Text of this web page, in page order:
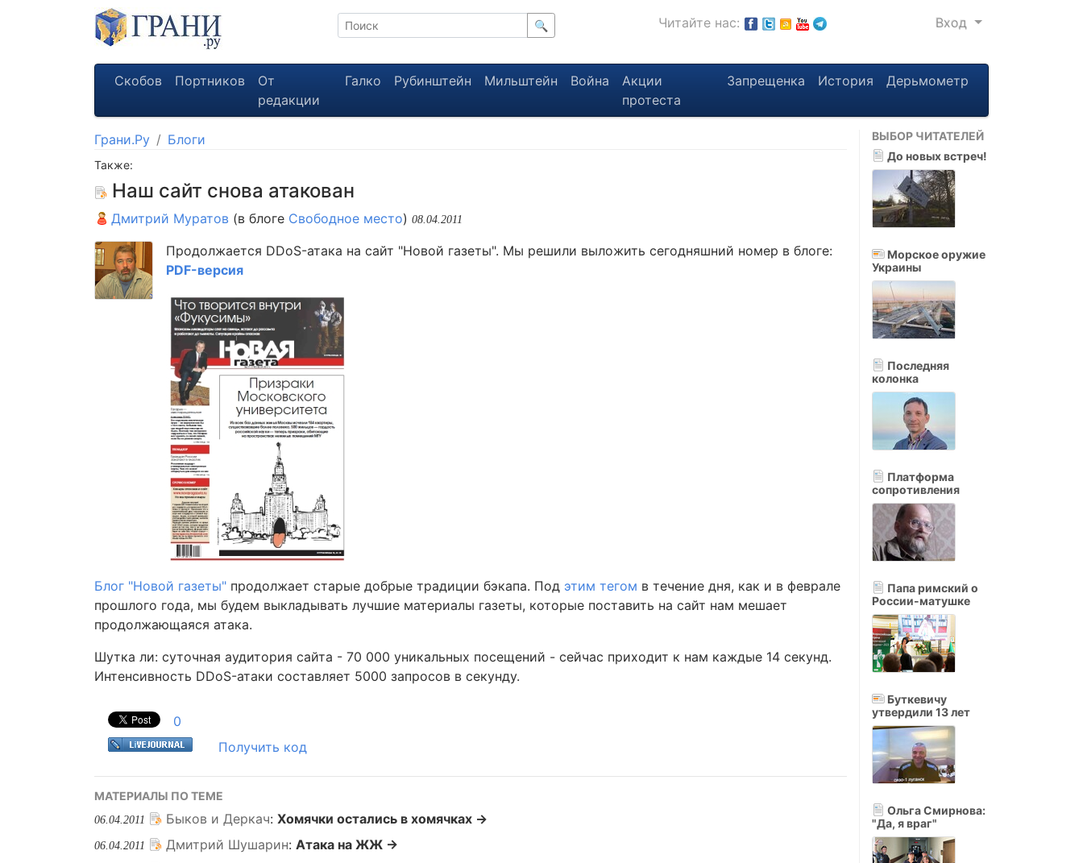
🔍 Читайте нас: Вход
Скобов Портников
От
редакции
Галко Рубинштейн Мильштейн Война
Акции
протеста
Запрещенка История Дерьмометр
Грани.Ру Блоги
Также:
Наш сайт снова атакован
Дмитрий Муратов (в блоге Свободное место) 08.04.2011
Продолжается DDoS-атака на сайт "Новой газеты". Мы решили выложить сегодняшний номер в блоге:
PDF-версия
Блог "Новой газеты" продолжает старые добрые традиции бэкапа. Под этим тегом в течение дня, как и в феврале
прошлого года, мы будем выкладывать лучшие материалы газеты, которые поставить на сайт нам мешает
продолжающаяся атака.
Шутка ли: суточная аудитория сайта - 70 000 уникальных посещений - сейчас приходит к нам каждые 14 секунд.
Интенсивность DDoS-атаки составляет 5000 запросов в секунду.
0
Получить код
МАТЕРИАЛЫ ПО ТЕМЕ
06.04.2011 Быков и Деркач: Хомячки остались в хомячках →
06.04.2011 Дмитрий Шушарин: Атака на ЖЖ →
ВЫБОР ЧИТАТЕЛЕЙ
До новых встреч!
Морское оружие
Украины
Последняя
колонка
Платформа
сопротивления
Папа римский о
России-матушке
Буткевичу
утвердили 13 лет
Ольга Смирнова:
"Да, я враг"